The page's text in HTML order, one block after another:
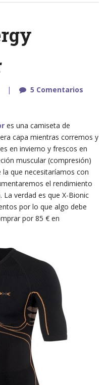
5 Comentarios
es una camiseta de
capa mientras corremos y
en invierno y frescos en
muscular (compresión)
que necesitaríamos con
el rendimiento
verdad es que X-Bionic
por lo que algo debe
por 85 € en